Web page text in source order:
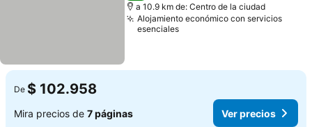
a 10.9 km de: Centro de la ciudad
Alojamiento económico con servicios
esenciales
De $ 102.958
Mira precios de 7 páginas Ver precios